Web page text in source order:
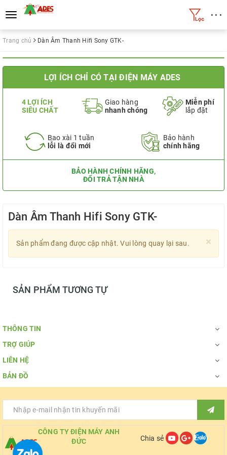
Toggle
navigation
• • •
Trang chủ Dàn Âm Thanh Hifi Sony GTK-
LỢI ÍCH CHỈ CÓ TẠI ĐIỆN MÁY ADES
4 LỢI ÍCH
SIÊU CHẤT
Giao hàng
nhanh chóng
Miễn phí
lắp đặt
Bao xài 1 tuần
lỗi là đổi mới
Bảo hành
chính hãng
BẢO HÀNH CHÍNH HÃNG,
ĐỔI TRẢ TẬN NHÀ
Dàn Âm Thanh Hifi Sony GTK-
×
Sản phẩm đang được cập nhật. Vui lòng quay lại sau.
SẢN PHẨM TƯƠNG TỰ
THÔNG TIN
TRỢ GIÚP
LIÊN HỆ
BẢN ĐỒ
CÔNG TY ĐIỆN MÁY ANH
ĐỨC
Chia sẻ